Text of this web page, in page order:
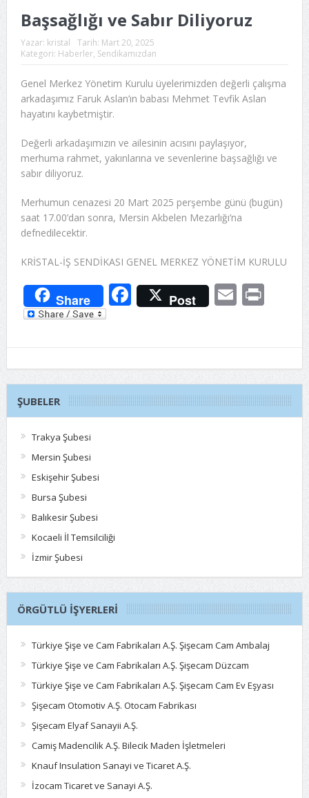
Başsağlığı ve Sabır Diliyoruz
Yazar: kristal Tarih: Mart 20, 2025
Kategori: Haberler, Sendikamızdan
Genel Merkez Yönetim Kurulu üyelerimizden değerli çalışma
arkadaşımız Faruk Aslan’ın babası Mehmet Tevfik Aslan
hayatını kaybetmiştir.
Değerli arkadaşımızın ve ailesinin acısını paylaşıyor,
merhuma rahmet, yakınlarına ve sevenlerine başsağlığı ve
sabır diliyoruz.
Merhumun cenazesi 20 Mart 2025 perşembe günü (bugün)
saat 17.00’dan sonra, Mersin Akbelen Mezarlığı’na
defnedilecektir.
KRİSTAL-İŞ SENDİKASI GENEL MERKEZ YÖNETİM KURULU
Share Facebook
Post Email
ŞUBELER
Trakya Şubesi
Mersin Şubesi
Eskişehir Şubesi
Bursa Şubesi
Balıkesir Şubesi
Kocaeli İl Temsilciliği
İzmir Şubesi
ÖRGÜTLÜ İŞYERLERI
Türkiye Şişe ve Cam Fabrikaları A.Ş. Şişecam Cam Ambalaj
Türkiye Şişe ve Cam Fabrikaları A.Ş. Şişecam Düzcam
Türkiye Şişe ve Cam Fabrikaları A.Ş. Şişecam Cam Ev Eşyası
Şişecam Otomotiv A.Ş. Otocam Fabrikası
Şişecam Elyaf Sanayii A.Ş.
Camiş Madencilik A.Ş. Bilecik Maden İşletmeleri
Knauf Insulation Sanayi ve Ticaret A.Ş.
İzocam Ticaret ve Sanayi A.Ş.